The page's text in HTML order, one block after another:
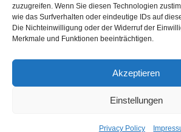
zuzugreifen. Wenn Sie diesen Technologien
wie das Surfverhalten oder eindeutige IDs auf
Die Nichteinwilligung oder der Widerruf der
Merkmale und Funktionen beeinträchtigen.
Akzeptieren
Einstellungen
Privacy Policy
Konto: 60-742493-7
IBAN: CH31 0900 0000 6074 2493 7
BIC: POFICHBEXXX
Contact